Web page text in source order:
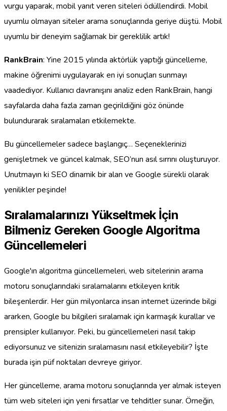
vurgu yaparak, mobil yanıt veren siteleri ödüllendirdi. Mobil
uyumlu olmayan siteler arama sonuçlarında geriye düştü. Mobil
uyumlu bir deneyim sağlamak bir gereklilik artık!
RankBrain: Yine 2015 yılında aktörlük yaptığı güncelleme,
makine öğrenimi uygulayarak en iyi sonuçları sunmayı
vaadediyor. Kullanıcı davranışını analiz eden RankBrain, hangi
sayfalarda daha fazla zaman geçirildiğini göz önünde
bulundurarak sıralamaları etkilemekte.
Bu güncellemeler sadece başlangıç… Seçeneklerinizi
genişletmek ve güncel kalmak, SEO’nun asıl sırrını oluşturuyor.
Unutmayın ki SEO dinamik bir alan ve Google sürekli olarak
yenilikler peşinde!
Sıralamalarınızı Yükseltmek İçin
Bilmeniz Gereken Google Algoritma
Güncellemeleri
Google'ın algoritma güncellemeleri, web sitelerinin arama
motoru sonuçlarındaki sıralamalarını etkileyen kritik
bileşenlerdir. Her gün milyonlarca insan internet üzerinde bilgi
ararken, Google bu bilgileri sıralamak için karmaşık kurallar ve
prensipler kullanıyor. Peki, bu güncellemeleri nasıl takip
ediyorsunuz ve sitenizin sıralamasını nasıl etkileyebilir? İşte
burada işin püf noktaları devreye giriyor.
Her güncelleme, arama motoru sonuçlarında yer almak isteyen
tüm web siteleri için yeni fırsatlar ve tehditler sunar. Örneğin,